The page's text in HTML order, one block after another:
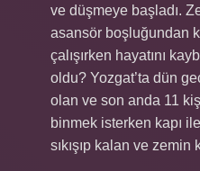
ve düşmeye başladı.
asansör boşluğundan
çalışırken hayatını
oldu? Yozgat’ta dün
olan ve son anda 11
binmek isterken kapı
sıkışıp kalan ve